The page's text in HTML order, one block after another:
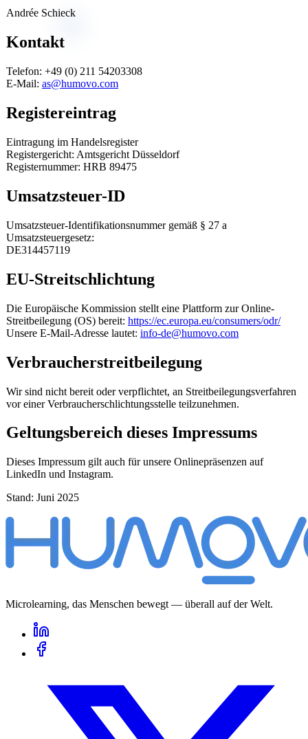
Andrée Schieck
Kontakt
Telefon: +49 (0) 211 54203308
E-Mail: as@humovo.com
Registereintrag
Eintragung im Handelsregister
Registergericht: Amtsgericht Düsseldorf
Registernummer: HRB 89475
Umsatzsteuer-ID
Umsatzsteuer-Identifikationsnummer gemäß § 27 a
Umsatzsteuergesetz:
DE314457119
EU-Streitschlichtung
Die Europäische Kommission stellt eine Plattform zur Online-
Streitbeilegung (OS) bereit: https://ec.europa.eu/consumers/odr/
Unsere E-Mail-Adresse lautet: info-de@humovo.com
Verbraucherstreitbeilegung
Wir sind nicht bereit oder verpflichtet, an Streitbeilegungsverfahren
vor einer Verbraucherschlichtungsstelle teilzunehmen.
Geltungsbereich dieses Impressums
Dieses Impressum gilt auch für unsere Onlinepräsenzen auf
LinkedIn und Instagram.
Stand: Juni 2025
Microlearning, das Menschen bewegt — überall auf der Welt.